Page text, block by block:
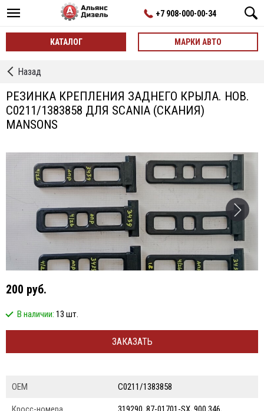
+7 908-000-00-34
КАТАЛОГ МАРКИ АВТО
←Назад
РЕЗИНКА КРЕПЛЕНИЯ ЗАДНЕГО КРЫЛА. НОВ.
C0211/1383858 ДЛЯ SCANIA (СКАНИЯ)
MANSONS
200 руб.
В наличии: 13 шт.
ЗАКАЗАТЬ
ОЕМ C0211/1383858